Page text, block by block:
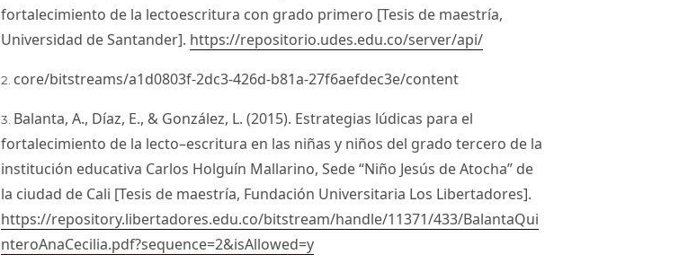
fortalecimiento de la lectoescritura con grado primero [Tesis de maestría,
Universidad de Santander]. https://repositorio.udes.edu.co/server/api/
core/bitstreams/a1d0803f-2dc3-426d-b81a-27f6aefdec3e/content
Balanta, A., Díaz, E., & González, L. (2015). Estrategias lúdicas para el
fortalecimiento de la lecto–escritura en las niñas y niños del grado tercero de la
institución educativa Carlos Holguín Mallarino, Sede “Niño Jesús de Atocha” de
la ciudad de Cali [Tesis de maestría, Fundación Universitaria Los Libertadores].
https://repository.libertadores.edu.co/bitstream/handle/11371/433/BalantaQui
nteroAnaCecilia.pdf?sequence=2&isAllowed=y